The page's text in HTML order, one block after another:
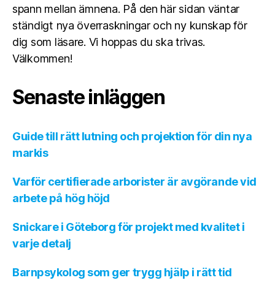
spann mellan ämnena. På den här sidan väntar
ständigt nya överraskningar och ny kunskap för
dig som läsare. Vi hoppas du ska trivas.
Välkommen!
Senaste inläggen
Guide till rätt lutning och projektion för din nya
markis
Varför certifierade arborister är avgörande vid
arbete på hög höjd
Snickare i Göteborg för projekt med kvalitet i
varje detalj
Barnpsykolog som ger trygg hjälp i rätt tid